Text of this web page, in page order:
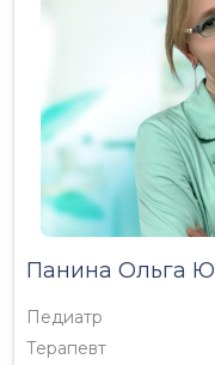
Панина Ольга
Педиатр
Терапевт